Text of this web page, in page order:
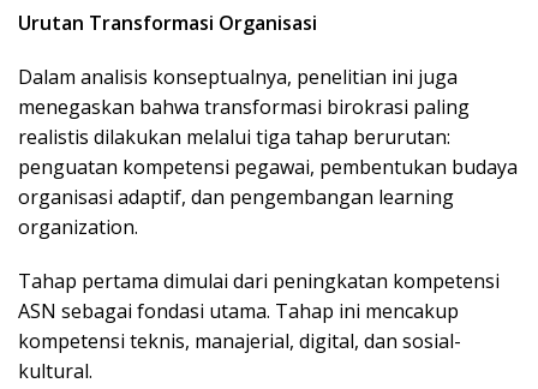
Urutan Transformasi Organisasi
Dalam analisis konseptualnya, penelitian ini juga
menegaskan bahwa transformasi birokrasi paling
realistis dilakukan melalui tiga tahap berurutan:
penguatan kompetensi pegawai, pembentukan budaya
organisasi adaptif, dan pengembangan learning
organization.
Tahap pertama dimulai dari peningkatan kompetensi
ASN sebagai fondasi utama. Tahap ini mencakup
kompetensi teknis, manajerial, digital, dan sosial-
kultural.